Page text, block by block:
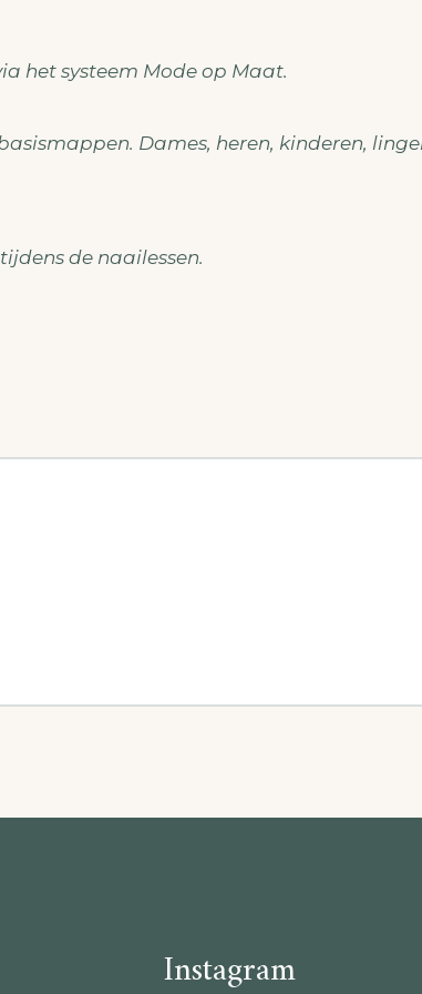
het systeem Mode op Maat.
Dames, heren, kinderen,
de naailessen.
Instagram